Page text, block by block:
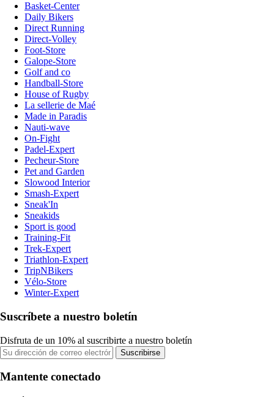
Basket-Center
Daily Bikers
Direct Running
Direct-Volley
Foot-Store
Galope-Store
Golf and co
Handball-Store
House of Rugby
La sellerie de Maé
Made in Paradis
Nauti-wave
On-Fight
Padel-Expert
Pecheur-Store
Pet and Garden
Slowood Interior
Smash-Expert
Sneak'In
Sneakids
Sport is good
Training-Fit
Trek-Expert
Triathlon-Expert
TripNBikers
Vélo-Store
Winter-Expert
Suscríbete a nuestro boletín
Disfruta de un 10% al suscribirte a nuestro boletín
Suscribirse
Mantente conectado